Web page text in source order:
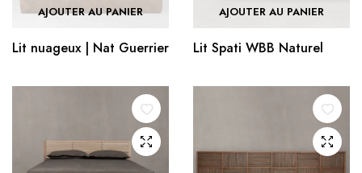
AJOUTER AU PANIER
Lit nuageux | Nat Guerrier
AJOUTER AU PANIER
Lit Spati WBB Naturel